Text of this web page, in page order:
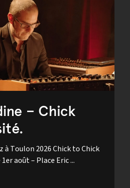
– Chick
à Toulon 2026 Chick to Chick
août – Place Eric ...